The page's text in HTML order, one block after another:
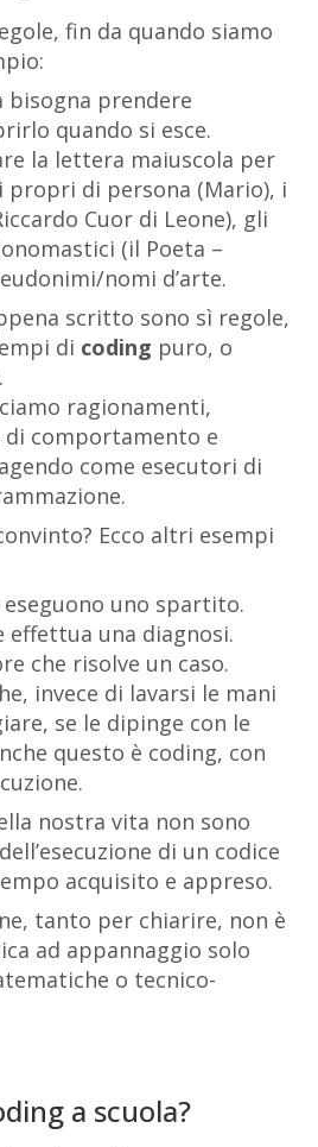
fin da quando siamo
bisogna prendere
quando si esce.
la lettera maiuscola per
propri di persona (Mario), i
Cuor di Leone), gli
(il Poeta –
nomi d’arte.
scritto sono sì regole,
di coding puro, o
.
ragionamenti,
comportamento e
come esecutori di
Ecco altri esempi
uno spartito.
effettua una diagnosi.
che risolve un caso.
invece di lavarsi le mani
se le dipinge con le
questo è coding, con
nostra vita non sono
di un codice
acquisito e appreso.
tanto per chiarire, non è
ad appannaggio solo
o tecnico-
a scuola?